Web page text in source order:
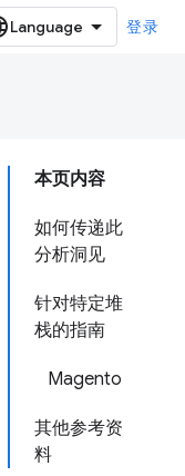
登录
本页内容
如何传递此
分析洞见
针对特定堆
栈的指南
Magento
其他参考资
料